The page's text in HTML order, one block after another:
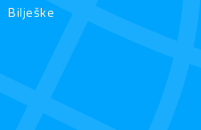
Bilješke